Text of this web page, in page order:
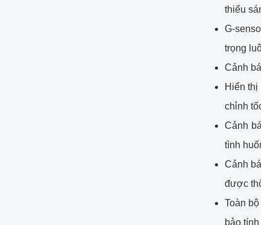
thiếu
G-
trọng
Cảnh
Hiển
chỉnh
Cảnh
tình
Cảnh
được
Toàn
bảo